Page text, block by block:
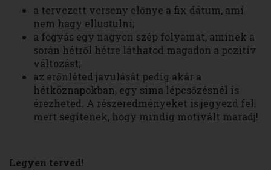
a tervezett verseny előnye a fix dátum, ami
nem hagy ellustulni;
a fogyás egy nagyon szép folyamat, aminek a
során hétről hétre láthatod magadon a pozitív
változást;
az erőnléted javulását pedig akár a
hétköznapokban, egy sima lépcsőzésnél is
érezheted. A részeredményeket is jegyezd fel,
mert segítenek, hogy mindig motivált maradj!
Legyen terved!